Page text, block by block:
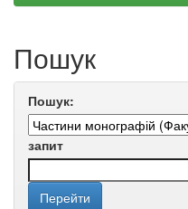
Пошук
Пошук:
запит